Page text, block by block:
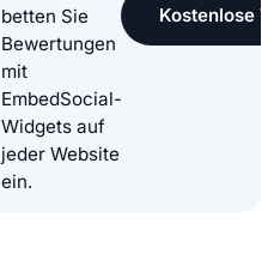
betten Sie
Bewertungen
mit
EmbedSocial-
Widgets auf
jeder Website
ein.
Kostenlose